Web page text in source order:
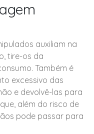
auxiliam na
tire-os da
Também é
excessivo das
e devolvê-las para
além do risco de
pode passar para